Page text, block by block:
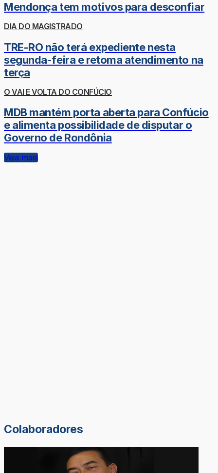
Mendonça tem motivos para desconfiar
DIA DO MAGISTRADO
TRE-RO não terá expediente nesta
segunda-feira e retoma atendimento na
terça
O VAI E VOLTA DO CONFÚCIO
MDB mantém porta aberta para Confúcio
e alimenta possibilidade de disputar o
Governo de Rondônia
Veja mais
Colaboradores